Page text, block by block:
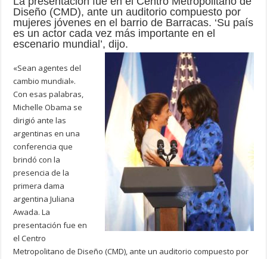
Diseño (CMD), ante un auditorio compuesto por
mujeres jóvenes en el barrio de Barracas. ‘Su país
es un actor cada vez más importante en el
escenario mundial’, dijo.
«Sean agentes del
cambio mundial».
Con esas palabras,
Michelle Obama se
dirigió ante las
argentinas en una
conferencia que
brindó con la
presencia de la
primera dama
argentina Juliana
Awada. La
presentación fue en
el Centro
Metropolitano de Diseño (CMD), ante un auditorio compuesto por